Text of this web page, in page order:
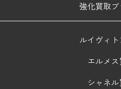
強化買取
ルイヴィ
エルメ
シャネ